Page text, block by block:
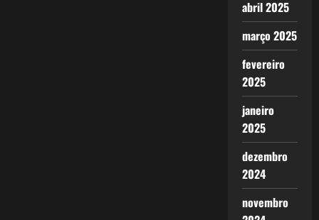
abril 2025
março 2025
fevereiro
2025
janeiro
2025
dezembro
2024
novembro